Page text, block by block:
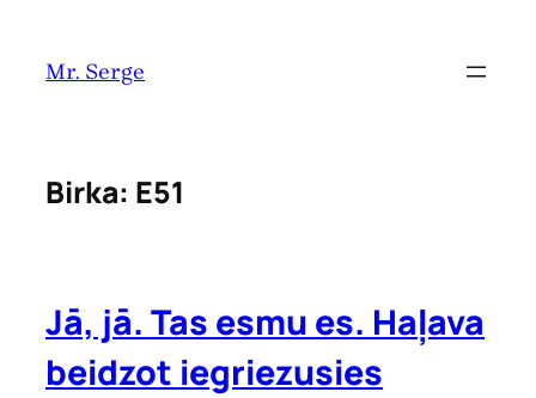
saturu
Mr. Serge
Birka: E51
Jā, jā. Tas esmu es. Haļava
beidzot iegriezusies